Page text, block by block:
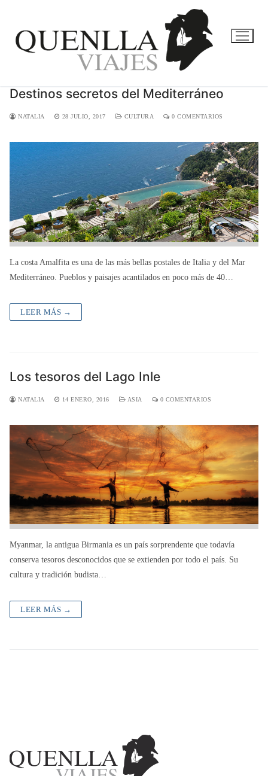
contenido
Destinos secretos del Mediterráneo
NATALIA 28 JULIO, 2017 CULTURA 0 COMENTARIOS
La costa Amalfita es una de las más bellas postales de Italia y del Mar
Mediterráneo. Pueblos y paisajes acantilados en poco más de 40…
LEER MÁS →
Los tesoros del Lago Inle
NATALIA 14 ENERO, 2016 ASIA 0 COMENTARIOS
Myanmar, la antigua Birmania es un país sorprendente que todavía
conserva tesoros desconocidos que se extienden por todo el país. Su
cultura y tradición budista…
LEER MÁS →